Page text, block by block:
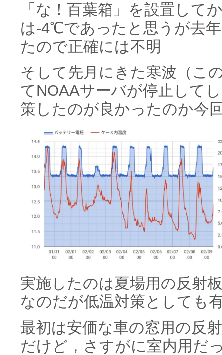
「な！百葉箱」を設置して
は-4℃であったと思うが去
たので正確には不明
そして先月にきた寒波（こ
てNOAAサーバが停止して
策したのが良かったのか今
実施したのは夏場用の反射
なのだが低温対策としても
最初は安価な車の窓用の反
だけど，さすがに室内用だ